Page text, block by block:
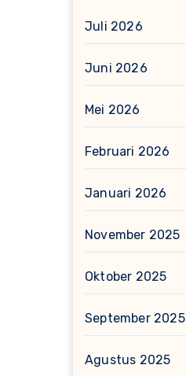
Juli 2026
Juni 2026
Mei 2026
Februari 2026
Januari 2026
November 2025
Oktober 2025
September 2025
Agustus 2025